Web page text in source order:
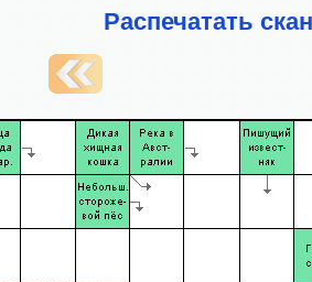
Распечатать